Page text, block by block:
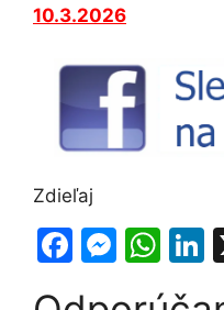
10.3.2026
Zdieľaj
F
M W